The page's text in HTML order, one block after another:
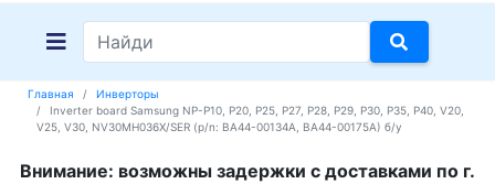
Главная
Инверторы
Inverter board Samsung NP-P10, P20, P25, P27, P28, P29, P30, P35, P40, V20,
V25, V30, NV30MH036X/SER (p/n: BA44-00134A, BA44-00175A) б/у
Внимание: возможны задержки с доставками по г.